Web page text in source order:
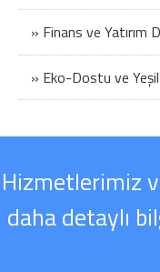
» Finans ve Yatırım
» Eko-Dostu ve
Hizmetlerimiz
daha detaylı